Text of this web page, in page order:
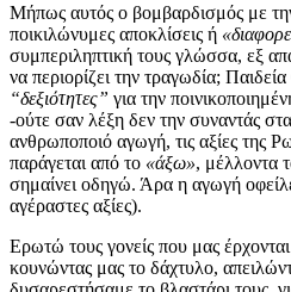
Μήπως αυτός ο βομβαρδισμός με
ποικιλώνυμες αποκλίσεις ή
συμπεριληπτική τους γλώσσα, εξ
να περιορίζει την τραγωδία;
“δεξιότητες” για την
-ούτε σαν λέξη δεν την συναντάς
ανθρωποποιό αγωγή, τις αξίες της
παράγεται από το «άξω», μέλλοντα
σημαίνει οδηγώ. Άρα η αγωγή
αγέραστες αξίες).
Ερωτώ τους γονείς που μας
κουνώντας μας το δάχτυλο,